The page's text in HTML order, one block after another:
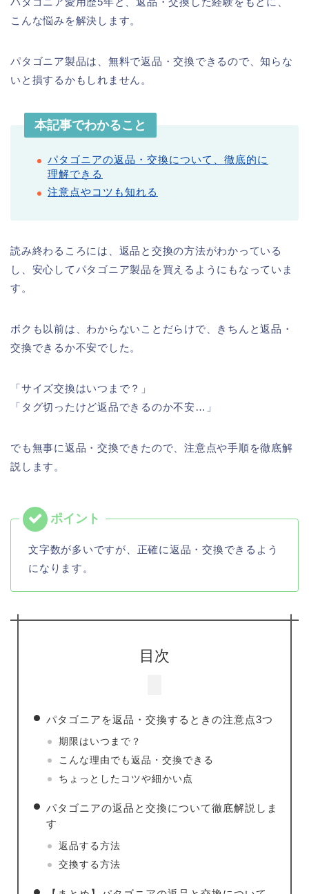
こんな悩みを解決します。
パタゴニア製品は、無料で返品・交換できるので、知らな
いと損するかもしれません。
本記事でわかること
パタゴニアの返品・交換について、徹底的に
理解できる
注意点やコツも知れる
読み終わるころには、返品と交換の方法がわかっている
し、安心してパタゴニア製品を買えるようにもなっていま
す。
ボクも以前は、わからないことだらけで、きちんと返品・
交換できるか不安でした。
「サイズ交換はいつまで？」
「タグ切ったけど返品できるのか不安…」
でも無事に返品・交換できたので、注意点や手順を徹底解
説します。
文字数が多いですが、正確に返品・交換できるよう
になります。
目次
パタゴニアを返品・交換するときの注意点3つ
期限はいつまで？
こんな理由でも返品・交換できる
ちょっとしたコツや細かい点
パタゴニアの返品と交換について徹底解説しま
す
返品する方法
交換する方法